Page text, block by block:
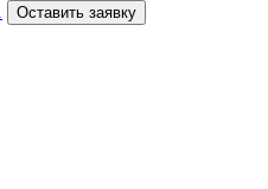
Оставить заявку